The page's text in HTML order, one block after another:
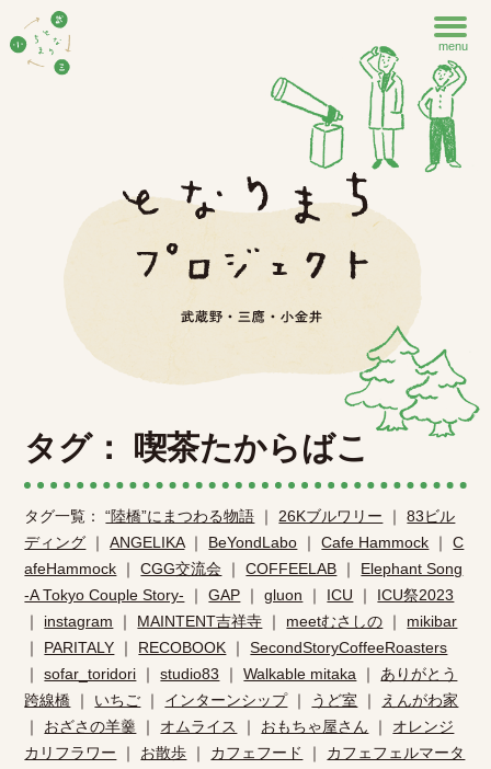
menu
タグ： 喫茶たからばこ
タグ一覧：“陸橋”にまつわる物語 ｜ 26Kブルワリー ｜83ビル
ディング ｜ANGELIKA｜ BeYondLabo ｜Cafe Hammock ｜C
afeHammock ｜CGG交流会 ｜COFFEELAB ｜ Elephant Song
-A Tokyo Couple Story- ｜GAP ｜gluon ｜ ICU ｜ ICU祭2023
｜ instagram ｜ MAINTENT吉祥寺 ｜ meetむさしの ｜ mikibar
｜ PARITALY ｜ RECOBOOK ｜SecondStoryCoffeeRoasters
｜sofar_toridori ｜studio83 ｜Walkable mitaka ｜ ありがとう
跨線橋 ｜ いちご ｜ インターンシップ｜ うど室 ｜
えんがわ家
｜ おざさの羊羹 ｜ オムライス ｜ おもちゃ屋さん ｜ オレンジ
カリフラワー ｜ お散歩 ｜ カフェフード ｜ カフェフェルマータ